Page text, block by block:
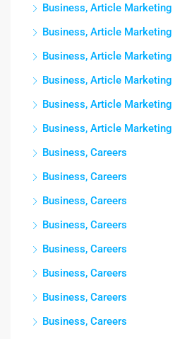
Business, Article Marketing
Business, Article Marketing
Business, Article Marketing
Business, Article Marketing
Business, Article Marketing
Business, Article Marketing
Business, Careers
Business, Careers
Business, Careers
Business, Careers
Business, Careers
Business, Careers
Business, Careers
Business, Careers